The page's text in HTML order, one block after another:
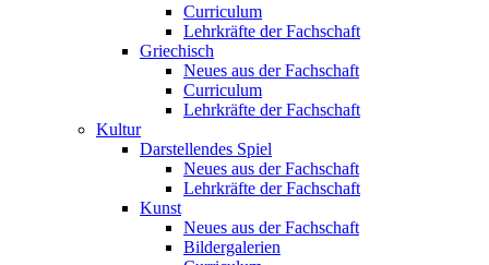
Curriculum
Lehrkräfte der Fachschaft
Griechisch
Neues aus der Fachschaft
Curriculum
Lehrkräfte der Fachschaft
Kultur
Darstellendes Spiel
Neues aus der Fachschaft
Lehrkräfte der Fachschaft
Kunst
Neues aus der Fachschaft
Bildergalerien